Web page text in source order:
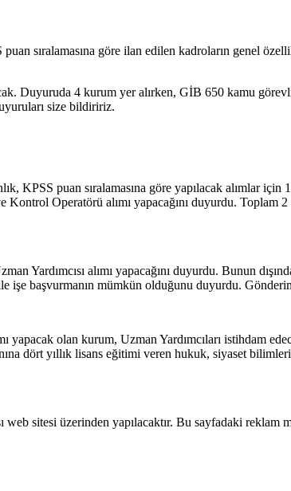
sıralamasına göre ilan edilen kadroların genel
Duyuruda 4 kurum yer alırken, GİB 650 kamu
size bildiririz.
KPSS puan sıralamasına göre yapılacak alımlar
Operatörü alımı yapacağını duyurdu. Toplam
Yardımcısı alımı yapacağını duyurdu. Bunun
başvurmanın mümkün olduğunu duyurdu.
yapacak olan kurum, Uzman Yardımcıları istihdam
dört yıllık lisans eğitimi veren hukuk, siyaset
sitesi üzerinden yapılacaktır. Bu sayfadaki reklam